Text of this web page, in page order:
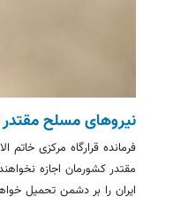
نیروهای مسلح مقتدر
فرمانده قرارگاه مرکزی
مقتدر کشورمان اجازه
ایران را بر دشمن تحمیل